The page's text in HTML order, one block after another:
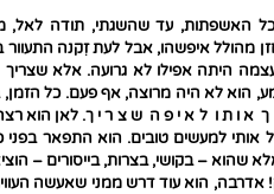
בכל האשפתות, עד שהשגתי, תודה
מהולל איפשהו, אבל לעת זִקנה התעוור
היתה אפילו לא גרועה. אלא שצריך
הוא לא היה מרוצה, אף פעם. כל הזמן,
א ו ת ו ל א י פ ה ש צ ר י ך. לאן הוא
אותי למעשים טובים. הוא התפאר בפני
– בקושי, בצרות, בייסורים – הוציא
הוא עוד דרש ממני שאעשה